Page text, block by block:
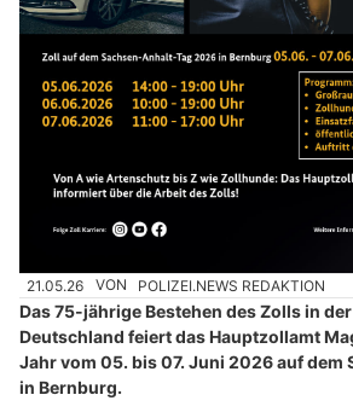
21.05.26 VON POLIZEI.NEWS REDAKTION
Das 75-jährige Bestehen des Zolls in
Deutschland feiert das Hauptzollamt
Jahr vom 05. bis 07. Juni 2026 auf dem
in Bernburg.